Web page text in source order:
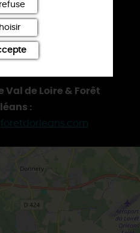
Darvoy
71 71
Val de Loire & Forêt
: